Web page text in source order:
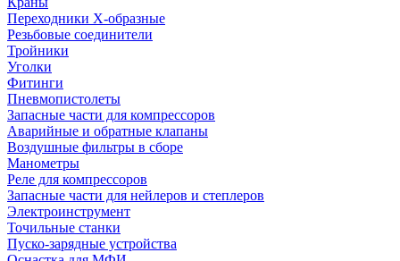
Переходники Х-образные
Резьбовые соединители
Тройники
Уголки
Фитинги
Пневмопистолеты
Запасные части для компрессоров
Аварийные и обратные клапаны
Воздушные фильтры в сборе
Манометры
Реле для компрессоров
Запасные части для нейлеров и степлеров
Электроинструмент
Точильные станки
Пуско-зарядные устройства